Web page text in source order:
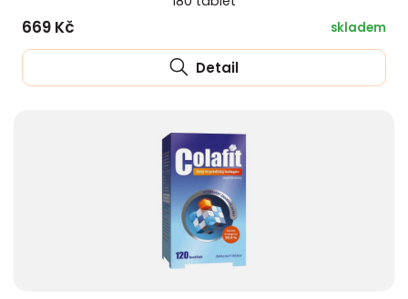
669 Kč skladem
Detail